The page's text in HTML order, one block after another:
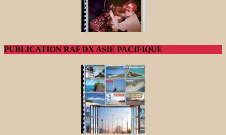
PUBLICATION RAF DX ASIE PACIFIQUE